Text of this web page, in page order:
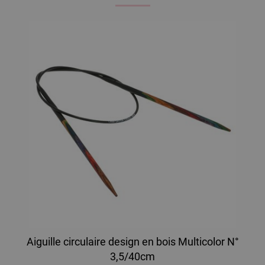
Aiguille circulaire design en bois Multicolor N°
3,5/40cm